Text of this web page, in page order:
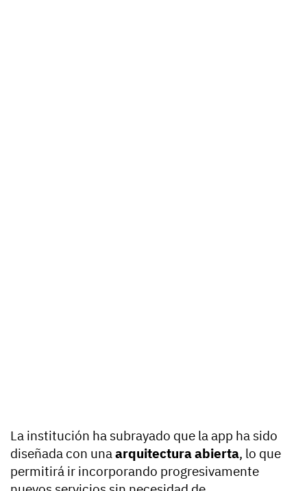
La institución ha subrayado que la app ha sido
diseñada con unaarquitectura abierta, lo que
permitirá ir incorporando progresivamente